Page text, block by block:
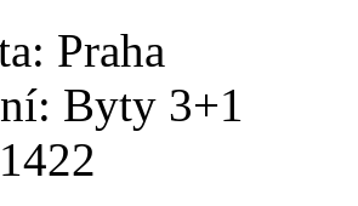
Praha
Byty 3+1